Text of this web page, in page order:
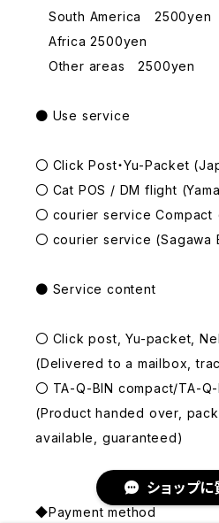
ショップ
South America 2500yen
Africa 2500yen
Other areas 2500yen
● Use service
〇 Click Post・Yu-Packet
〇 Cat POS / DM flight
〇 courier service Compact
〇 courier service (Sagawa
● Service content
〇 Click post, Yu-packet,
(Delivered to a mailbox,
〇 TA-Q-BIN compact/TA-Q-
(Product handed over,
available, guaranteed)
◆Payment method